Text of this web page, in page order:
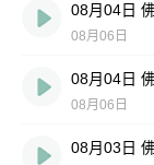
08月06日
08月06日